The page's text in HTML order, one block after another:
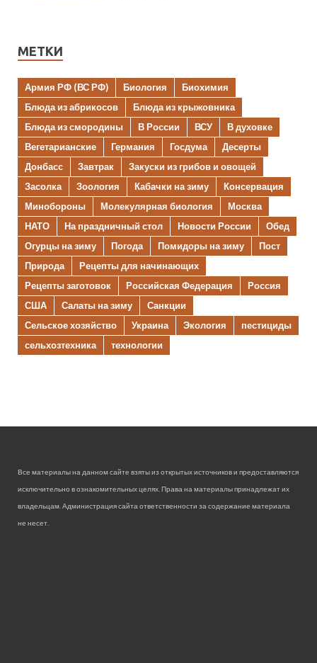
МЕТКИ
Армия РФ (ВС РФ) Биология
Биохимия
Блюда из абрикосов
Блюда из крыжовника
Блюда из смородины
В России ВСУ
В духовке
Вегетарианские
Германия Госдума
Десерты
Донбасс
Завтрак
Закуски из грибов и овощей
Засолка
Зоология Кабачки на зиму
Консервация
Минобороны
Молекулярная биология
Москва
НАТО
На праздничный стол Новости России
Обед
Огурцы на зиму
Погода Помидоры на зиму
Пост
Природа
Рецепты для начинающих
Рецепты заготовок
Российская Федерация
Россия
США
Салаты на зиму
Санкции
Сельское хозяйство
Украина Экология
пестициды
сельхозтехника
технологии
Все материалы на данном сайте взяты из открытых источников и предоставляются
исключительно в ознакомительных целях. Права на материалы принадлежат их
владельцам. Администрация сайта ответственности за содержание материала
не несет.